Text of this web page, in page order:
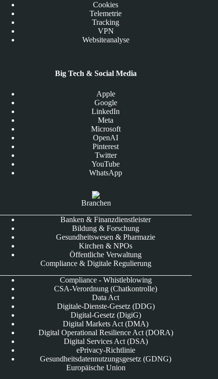
Cookies
Telemetrie
Tracking
VPN
Websiteanalyse
Big Tech & Social Media
Apple
Google
LinkedIn
Meta
Microsoft
OpenAI
Pinterest
Twitter
YouTube
WhatsApp
Branchen
Banken & Finanzdienstleister
Bildung & Forschung
Gesundheitswesen & Pharmazie
Kirchen & NPOs
Öffentliche Verwaltung
Compliance & Digitale Regulierung
Compliance - Whistleblowing
CSA-Verordnung (Chatkontrolle)
Data Act
Digitale-Dienste-Gesetz (DDG)
Digital-Gesetz (DigiG)
Digital Markets Act (DMA)
Digital Operational Resilience Act (DORA)
Digital Services Act (DSA)
ePrivacy-Richtlinie
Gesundheitsdatennutzungsgesetz (GDNG)
Europäische Union